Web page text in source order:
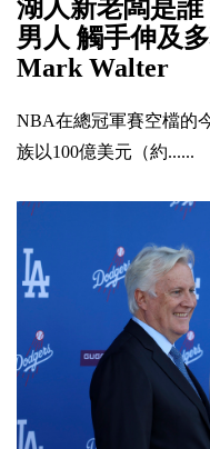
湖人新老闆是
男人 觸手伸及
Mark Walter
NBA在總冠軍賽空檔的
族以100億美元（約......